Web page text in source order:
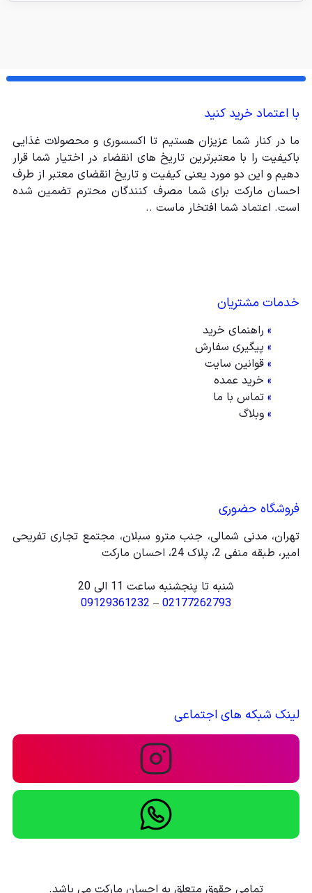
با اعتماد خرید کنید
ما در کنار شما عزیزان هستیم تا اکسسوری و محصولات غذایی
باکیفیت را با معتبرترین تاریخ های انقضاء در اختیار شما قرار
دهیم و این دو مورد یعنی کیفیت و تاریخ انقضای معتبر از طرف
احسان مارکت برای شما مصرف کنندگان محترم تضمین شده
است. اعتماد شما افتخار ماست ..
خدمات مشتریان
» راهنمای خرید
» پیگیری سفارش
» قوانین سایت
» خرید عمده
» تماس با ما
» وبلاگ
فروشگاه حضوری
تهران، مدنی شمالی، جنب مترو سبلان، مجتمع تجاری تفریحی
امیر، طبقه منفی 2، پلاک 24، احسان مارکت
شنبه تا پنجشنبه ساعت 11 الی 20
02177262793
–
09129361232
لینک شبکه های اجتماعی
تمامی حقوق متعلق به احسان مارکت می باشد.